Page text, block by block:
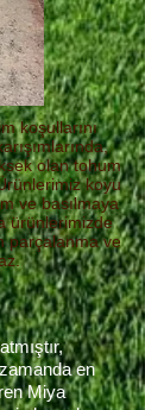
koşullarını
olan tohum
koyu
ve basılmaya
ürünlerimizde
parçalanma ve
zamanda en
Miya